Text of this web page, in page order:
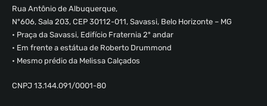
Rua Antônio de Albuquerque,
Nº606, Sala 203, CEP 30112-011, Savassi, Belo Horizonte – MG
• Praça da Savassi, Edifício Fraternia 2º andar
• Em frente a estátua de Roberto Drummond
• Mesmo prédio da Melissa Calçados
CNPJ 13.144.091/0001-80